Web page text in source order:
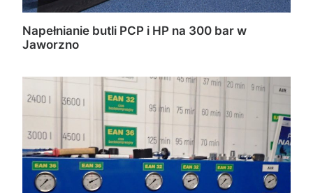
Napełnianie butli PCP i HP na 300 bar w
Jaworzno